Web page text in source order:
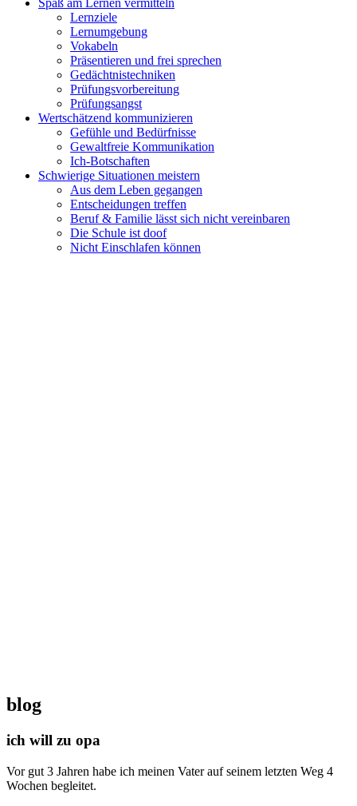
Spaß am Lernen vermitteln
Lernziele
Lernumgebung
Vokabeln
Präsentieren und frei sprechen
Gedächtnistechniken
Prüfungsvorbereitung
Prüfungsangst
Wertschätzend kommunizieren
Gefühle und Bedürfnisse
Gewaltfreie Kommunikation
Ich-Botschaften
Schwierige Situationen meistern
Aus dem Leben gegangen
Entscheidungen treffen
Beruf & Familie lässt sich nicht vereinbaren
Die Schule ist doof
Nicht Einschlafen können
blog
ich will zu opa
Vor gut 3 Jahren habe ich meinen Vater auf seinem letzten Weg 4
Wochen begleitet.